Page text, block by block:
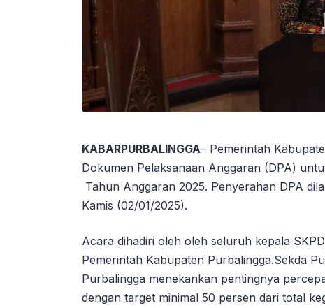
KABARPURBALINGGA– Pemerintah
Dokumen Pelaksanaan Anggaran (DPA)
Tahun Anggaran 2025. Penyerahan DPA
Kamis (02/01/2025).
Acara dihadiri oleh oleh seluruh kepala
Pemerintah Kabupaten Purbalingga.Sekda
Purbalingga menekankan pentingnya
dengan target minimal 50 persen dari total